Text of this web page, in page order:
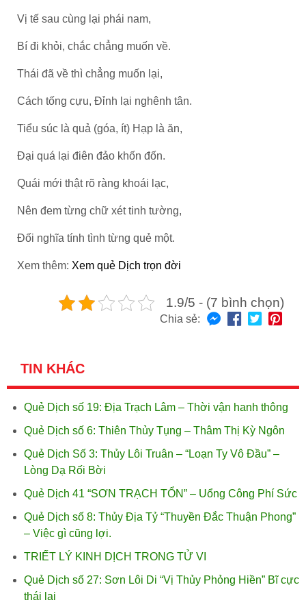
Vị tế sau cùng lại phái nam,
Bí đi khỏi, chắc chẳng muốn về.
Thái đã về thì chẳng muốn lại,
Cách tống cựu, Đỉnh lại nghênh tân.
Tiểu súc là quả (góa, ít) Hạp là ăn,
Đại quá lại điên đảo khốn đốn.
Quái mới thật rõ ràng khoái lạc,
Nên đem từng chữ xét tinh tường,
Đối nghĩa tính tình từng quẻ một.
Xem thêm: Xem quẻ Dịch trọn đời
1.9/5 - (7 bình chọn)
Chia sẻ:
TIN KHÁC
Quẻ Dịch số 19: Địa Trạch Lâm – Thời vận hanh thông
Quẻ Dịch số 6: Thiên Thủy Tụng – Thâm Thị Kỳ Ngôn
Quẻ Dịch Số 3: Thủy Lôi Truân – “Loạn Ty Vô Đầu” –
Lòng Dạ Rối Bời
Quẻ Dịch 41 “SƠN TRẠCH TỔN” – Uổng Công Phí Sức
Quẻ Dịch số 8: Thủy Địa Tỷ “Thuyền Đắc Thuận Phong”
– Việc gì cũng lợi.
TRIẾT LÝ KINH DỊCH TRONG TỬ VI
Quẻ Dịch số 27: Sơn Lôi Di “Vị Thủy Phỏng Hiền” Bĩ cực
thái lai